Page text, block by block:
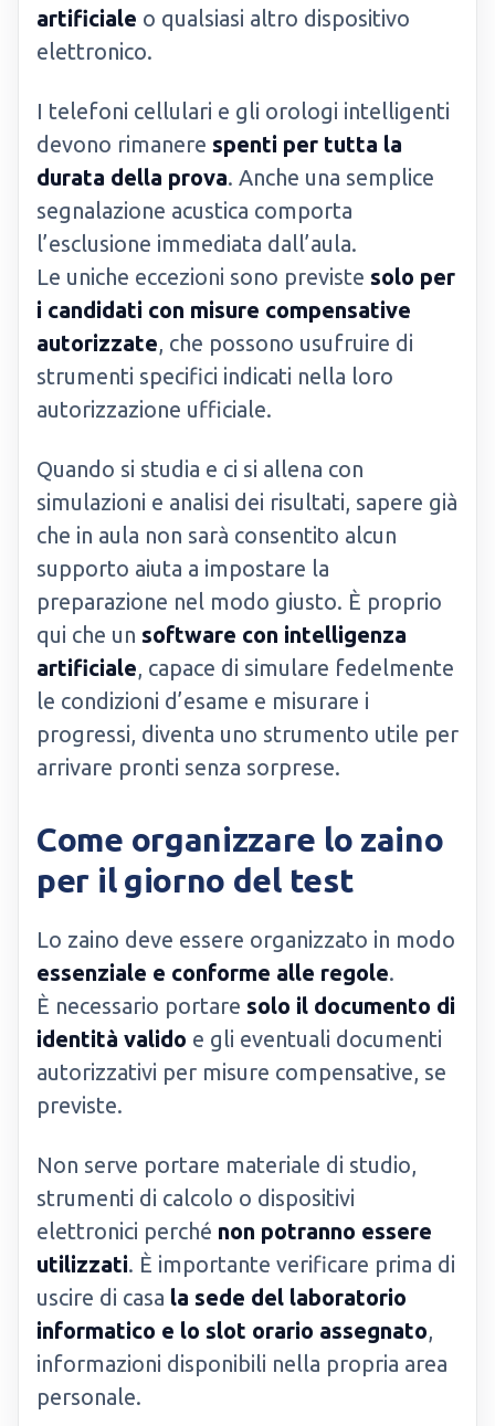
artificiale o qualsiasi altro dispositivo
elettronico.
I telefoni cellulari e gli orologi intelligenti
devono rimanere spenti per tutta la
durata della prova. Anche una semplice
segnalazione acustica comporta
l’esclusione immediata dall’aula.
Le uniche eccezioni sono previste solo per
i candidati con misure compensative
autorizzate, che possono usufruire di
strumenti specifici indicati nella loro
autorizzazione ufficiale.
Quando si studia e ci si allena con
simulazioni e analisi dei risultati, sapere già
che in aula non sarà consentito alcun
supporto aiuta a impostare la
preparazione nel modo giusto. È proprio
qui che un software con intelligenza
artificiale, capace di simulare fedelmente
le condizioni d’esame e misurare i
progressi, diventa uno strumento utile per
arrivare pronti senza sorprese.
Come organizzare lo zaino
per il giorno del test
Lo zaino deve essere organizzato in modo
essenziale e conforme alle regole.
È necessario portare solo il documento di
identità valido e gli eventuali documenti
autorizzativi per misure compensative, se
previste.
Non serve portare materiale di studio,
strumenti di calcolo o dispositivi
elettronici perché non potranno essere
utilizzati. È importante verificare prima di
uscire di casa la sede del laboratorio
informatico e lo slot orario assegnato,
informazioni disponibili nella propria area
personale.